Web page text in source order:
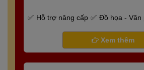
Hỗ trợ nâng cấp
Đồ họa - Văn
Bảo hành 6 tháng
Xem thêm